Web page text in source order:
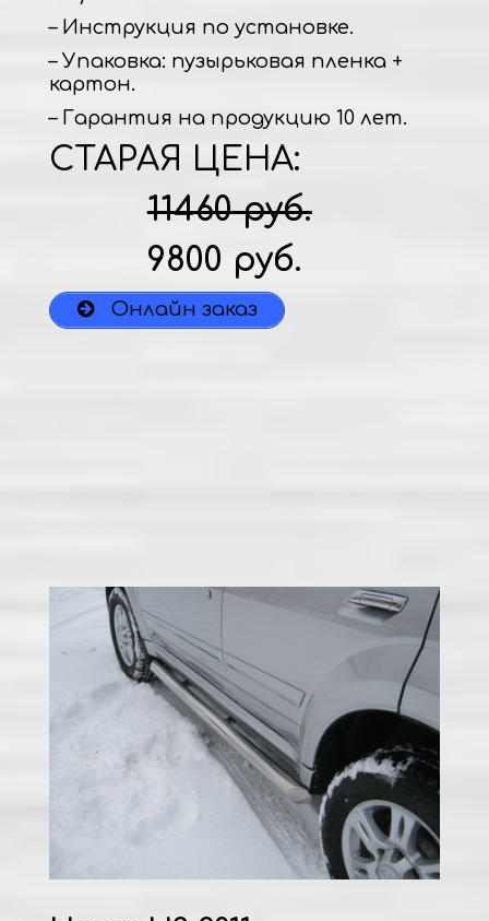
– Инструкция по установке.
– Упаковка: пузырьковая пленка +
картон.
– Гарантия на продукцию 10 лет.
СТАРАЯ ЦЕНА:
11460 руб.
9800 руб.
Онлайн заказ